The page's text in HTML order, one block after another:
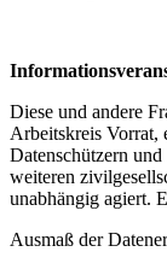
Diese und andere
Arbeitskreis Vorrat,
Datenschützern
weiteren
unabhängig agiert.
Ausmaß der